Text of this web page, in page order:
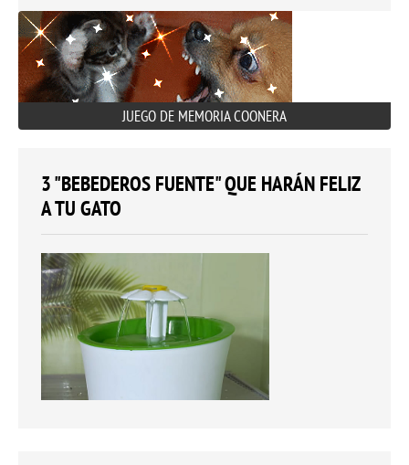
JUEGO DE MEMORIA COONERA
3 "BEBEDEROS FUENTE" QUE HARÁN FELIZ
A TU GATO